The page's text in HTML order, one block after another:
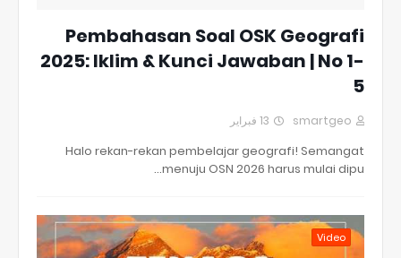
Pembahasan Soal OSK Geografi
2025: Iklim & Kunci Jawaban | No 1-
5
smartgeo 13 فبراير
Halo rekan-rekan pembelajar geografi! Semangat
menuju OSN 2026 harus mulai dipu…
Video